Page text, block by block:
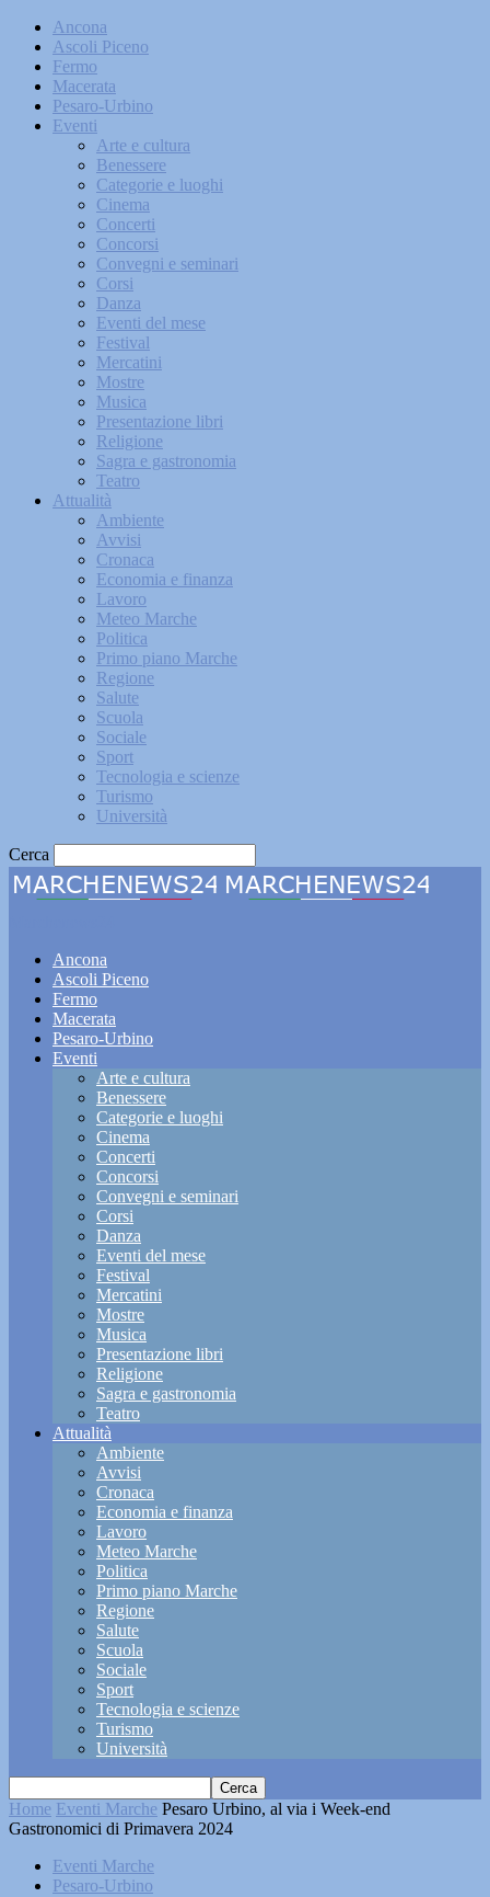
Ancona
Ascoli Piceno
Fermo
Macerata
Pesaro-Urbino
Eventi
Arte e cultura
Benessere
Categorie e luoghi
Cinema
Concerti
Concorsi
Convegni e seminari
Corsi
Danza
Eventi del mese
Festival
Mercatini
Mostre
Musica
Presentazione libri
Religione
Sagra e gastronomia
Teatro
Attualità
Ambiente
Avvisi
Cronaca
Economia e finanza
Lavoro
Meteo Marche
Politica
Primo piano Marche
Regione
Salute
Scuola
Sociale
Sport
Tecnologia e scienze
Turismo
Università
Cerca
Ancona
Ascoli Piceno
Fermo
Macerata
Pesaro-Urbino
Eventi
Arte e cultura
Benessere
Categorie e luoghi
Cinema
Concerti
Concorsi
Convegni e seminari
Corsi
Danza
Eventi del mese
Festival
Mercatini
Mostre
Musica
Presentazione libri
Religione
Sagra e gastronomia
Teatro
Attualità
Ambiente
Avvisi
Cronaca
Economia e finanza
Lavoro
Meteo Marche
Politica
Primo piano Marche
Regione
Salute
Scuola
Sociale
Sport
Tecnologia e scienze
Turismo
Università
Home Eventi Marche Pesaro Urbino, al via i Week-end
Gastronomici di Primavera 2024
Eventi Marche
Pesaro-Urbino